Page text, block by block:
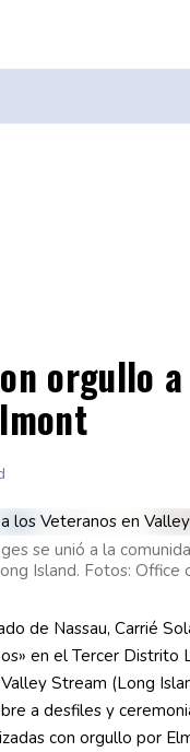
orgullo
se unió a la
Island. Fotos: Office
de Nassau, Carrié
en el Tercer Distrito
Stream (Long
a desfiles y
con orgullo por